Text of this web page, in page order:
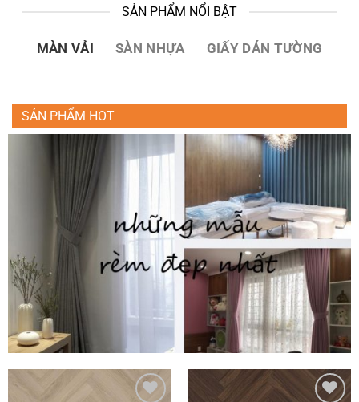
SẢN PHẨM NỔI BẬT
MÀN VẢI SÀN NHỰA GIẤY DÁN TƯỜNG
SẢN PHẨM HOT